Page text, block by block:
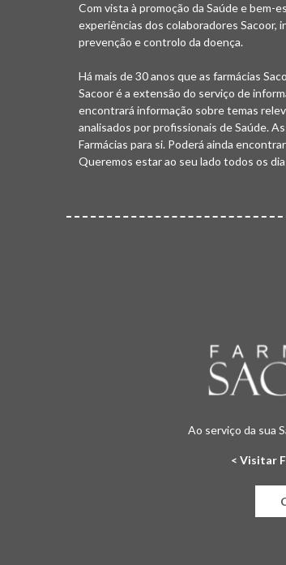
Com vista à promoção da Saúde e
experiências dos colaboradores
prevenção e controlo da doença.
Há mais de 30 anos que as farmácias
Sacoor é a extensão do serviço de
encontrará informação sobre temas
analisados por profissionais de Saúde.
Farmácias para si. Poderá ainda
Queremos estar ao seu lado todos os
Ao serviço da sua
< Visitar